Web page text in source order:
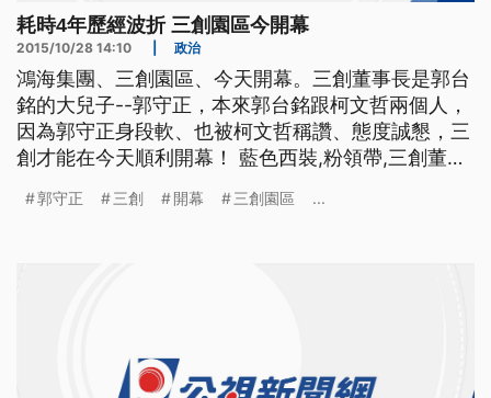
耗時4年歷經波折 三創園區今開幕
2015/10/28 14:10 政治
鴻海集團、三創園區、今天開幕。三創董事長是郭台
銘的大兒子--郭守正，本來郭台銘跟柯文哲兩個人，
因為郭守正身段軟、也被柯文哲稱讚、態度誠懇，三
創才能在今天順利開幕！ 藍色西裝,粉領帶,三創董事
雨,終於如願在五月中開幕 ==三創董事長 郭守正==
郭守正 三創 開幕 三創園區 ...